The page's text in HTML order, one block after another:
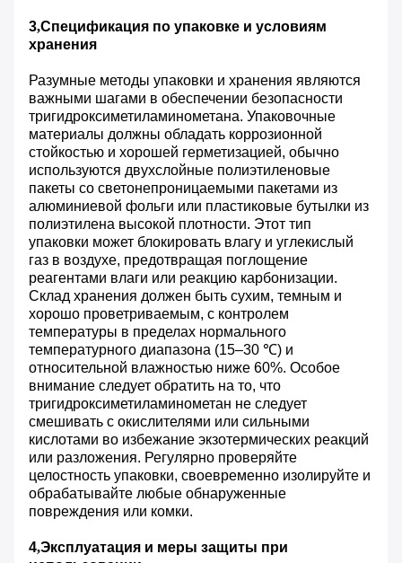
3,Спецификация по упаковке и условиям
хранения
Разумные методы упаковки и хранения являются
важными шагами в обеспечении безопасности
тригидроксиметиламинометана. Упаковочные
материалы должны обладать коррозионной
стойкостью и хорошей герметизацией, обычно
используются двухслойные полиэтиленовые
пакеты со светонепроницаемыми пакетами из
алюминиевой фольги или пластиковые бутылки из
полиэтилена высокой плотности. Этот тип
упаковки может блокировать влагу и углекислый
газ в воздухе, предотвращая поглощение
реагентами влаги или реакцию карбонизации.
Склад хранения должен быть сухим, темным и
хорошо проветриваемым, с контролем
температуры в пределах нормального
температурного диапазона (15–30 ℃) и
относительной влажностью ниже 60%. Особое
внимание следует обратить на то, что
тригидроксиметиламинометан не следует
смешивать с окислителями или сильными
кислотами во избежание экзотермических реакций
или разложения. Регулярно проверяйте
целостность упаковки, своевременно изолируйте и
обрабатывайте любые обнаруженные
повреждения или комки.
4,Эксплуатация и меры защиты при